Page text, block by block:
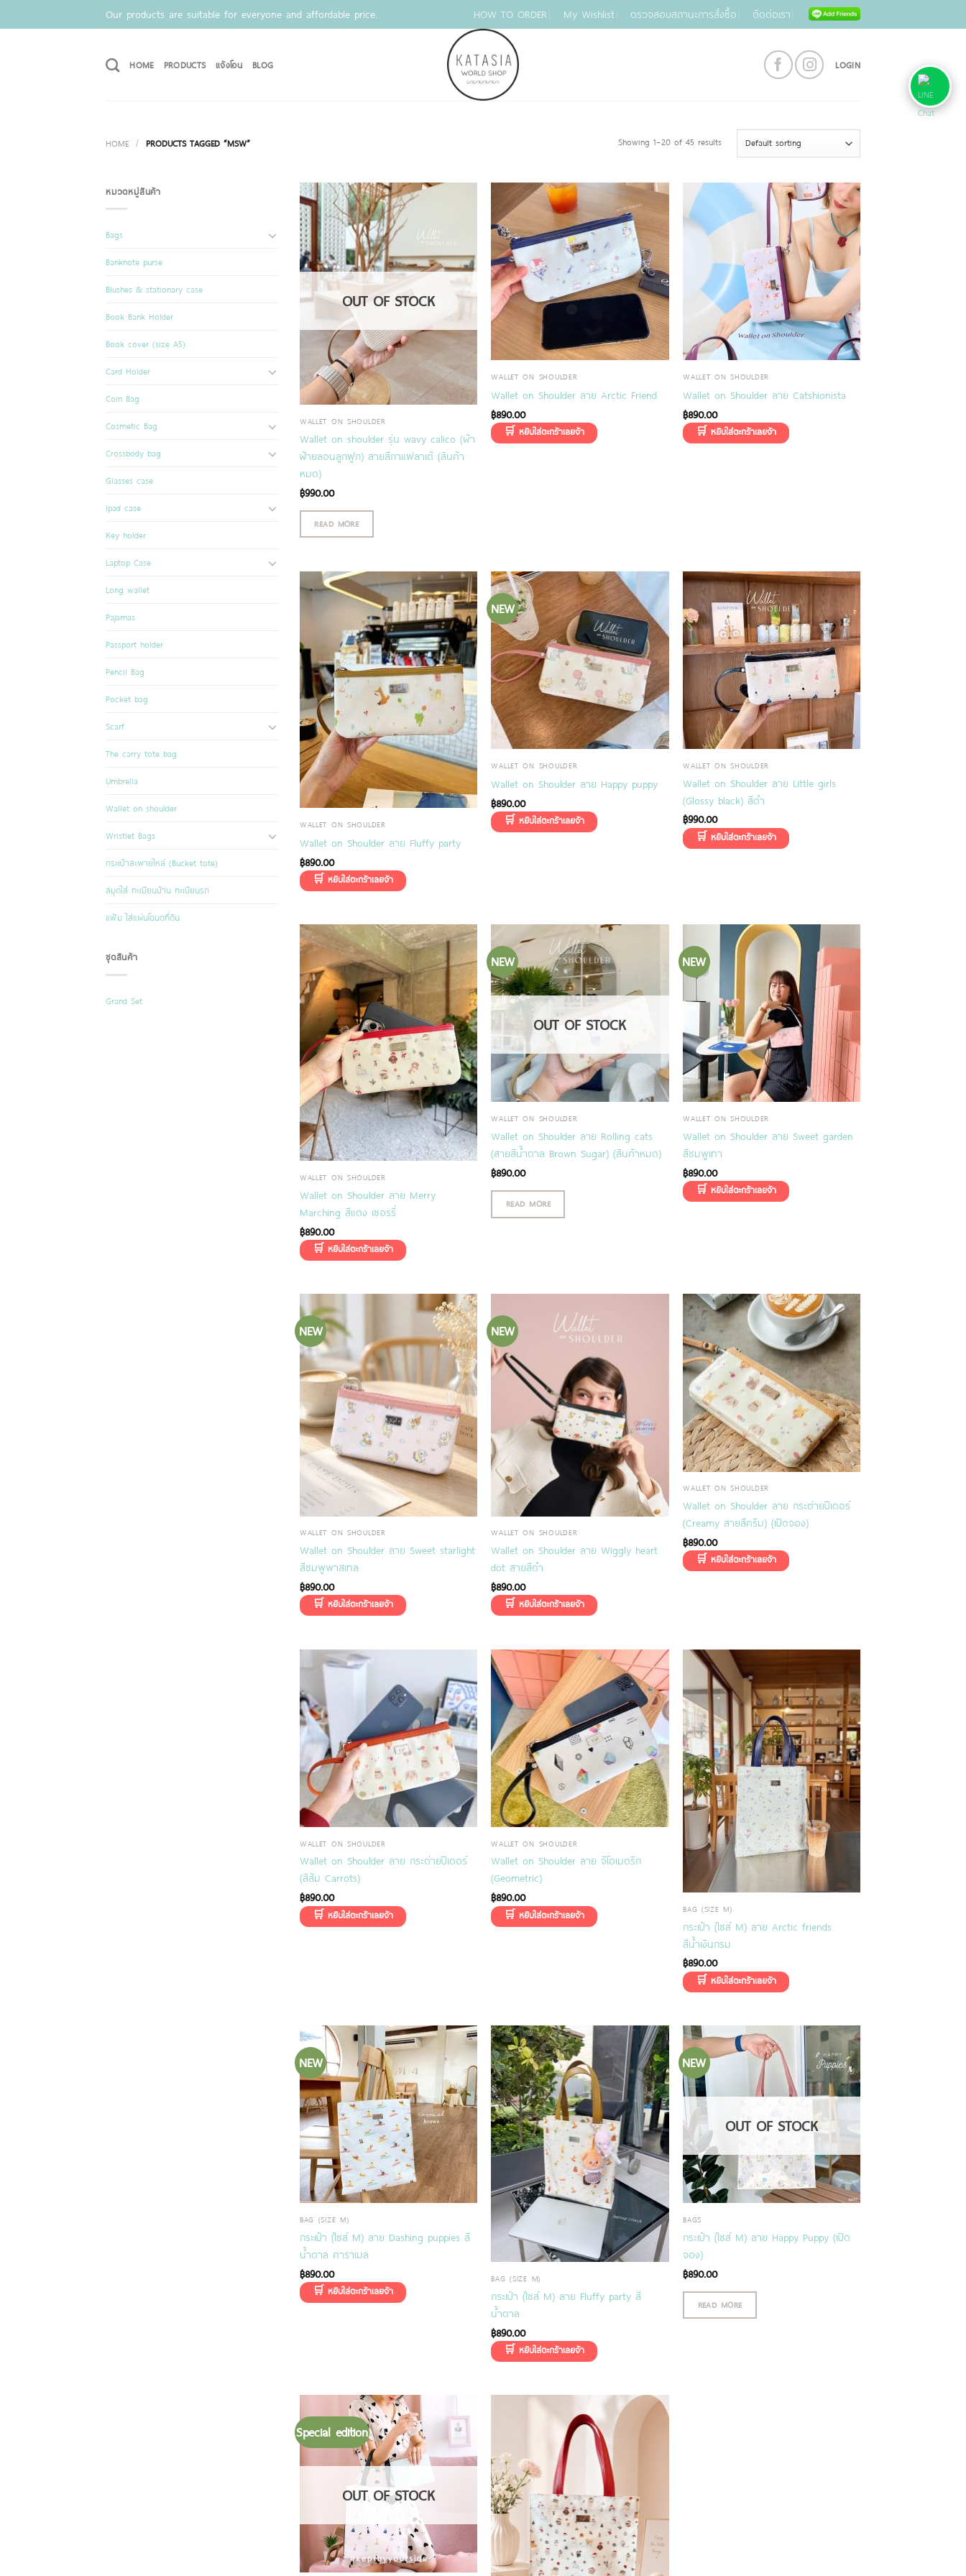
to
Our products are suitable for everyone and affordable price. HOW TO ORDER My Wishlist ตรวจสอบสถานะการสั่งซื้อ ติดต่อเรา
HOME PRODUCTS แจ้งโอน BLOG LOGIN
HOME / PRODUCTS TAGGED “MSW” Showing 1–20 of 45 results
หมวดหมู่สินค้า
Bags
Banknote purse
Blushes & stationary case
Book Bank Holder
Book cover (size A5)
Card Holder
Coin Bag
Cosmetic Bag
Crossbody bag
Glasses case
Ipad case
Key holder
Laptop Case
Long wallet
Pajamas
Passport holder
Pencil Bag
Pocket bag
Scarf
The carry tote bag
Umbrella
Wallet on shoulder
Wristlet Bags
กระเป๋าสะพายไหล่ (Bucket tote)
สมุดใส่ ทะเบียนบ้าน ทะเบียนรถ
แฟ้ม ใส่แผ่นโฉนดที่ดิน
ชุดสินค้า
Grand Set
OUT OF STOCK
WALLET ON SHOULDER
Wallet on shoulder รุ่น wavy calico (ผ้า
ฝ้ายลอนลูกฟูก) สายสีกาแฟลาเต้ (สินค้า
หมด)
฿990.00
READ MORE
WALLET ON SHOULDER
Wallet on Shoulder ลาย Arctic Friend
฿890.00
WALLET ON SHOULDER
Wallet on Shoulder ลาย Catshionista
฿890.00
WALLET ON SHOULDER
Wallet on Shoulder ลาย Fluffy party
฿890.00
NEW
WALLET ON SHOULDER
Wallet on Shoulder ลาย Happy puppy
฿890.00
WALLET ON SHOULDER
Wallet on Shoulder ลาย Little girls
(Glossy black) สีดำ
฿990.00
WALLET ON SHOULDER
Wallet on Shoulder ลาย Merry
Marching สีแดง เชอรรี่
฿890.00
NEW
OUT OF STOCK
WALLET ON SHOULDER
Wallet on Shoulder ลาย Rolling cats
(สายสีน้ำตาล Brown Sugar) (สินค้าหมด)
฿890.00
READ MORE
NEW
WALLET ON SHOULDER
Wallet on Shoulder ลาย Sweet garden
สีชมพูเทา
฿890.00
NEW
WALLET ON SHOULDER
Wallet on Shoulder ลาย Sweet starlight
สีชมพูพาสเทล
฿890.00
NEW
WALLET ON SHOULDER
Wallet on Shoulder ลาย Wiggly heart
dot สายสีดำ
฿890.00
WALLET ON SHOULDER
Wallet on Shoulder ลาย กระต่ายปีเตอร์
(Creamy สายสีครีม) (เปิดจอง)
฿890.00
WALLET ON SHOULDER
Wallet on Shoulder ลาย กระต่ายปีเตอร์
(สีส้ม Carrots)
฿890.00
WALLET ON SHOULDER
Wallet on Shoulder ลาย จีโอเมตริก
(Geometric)
฿890.00
BAG (SIZE M)
กระเป๋า (ไซส์ M) ลาย Arctic friends
สีน้ำเงินกรม
฿890.00
NEW
BAG (SIZE M)
กระเป๋า (ไซส์ M) ลาย Dashing puppies สี
น้ำตาล คาราเมล
฿890.00 BAG (SIZE M)
กระเป๋า (ไซส์ M) ลาย Fluffy party สี
น้ำตาล
฿890.00
NEW
OUT OF STOCK
BAGS
กระเป๋า (ไซส์ M) ลาย Happy Puppy (เปิด
จอง)
฿890.00
READ MORE
Special edition
OUT OF STOCK